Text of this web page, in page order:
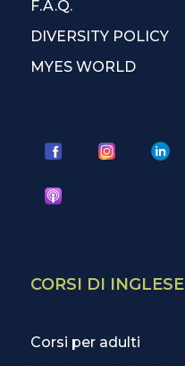
F.A.Q.
DIVERSITY POLICY
MYES WORLD
CORSI DI INGLESE
Corsi per adulti